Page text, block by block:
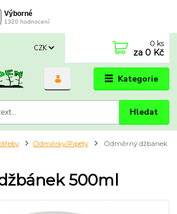
Kategorie
CZK
Hledat
0 ks
za 0 Kč
Odměrky/Pipety
Odměrný džbánek
500ml